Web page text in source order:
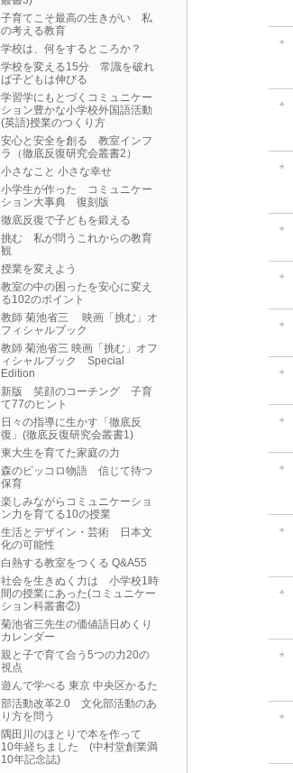
子育てこそ最高の生きがい 私
の考える教育
学校は、何をするところか？
学校を変える15分 常識を破れ
ば子どもは伸びる
学習学にもとづくコミュニケー
ション豊かな小学校外国語活動
(英語)授業のつくり方
安心と安全を創る 教室インフ
ラ（徹底反復研究会叢書2）
小さなこと 小さな幸せ
小学生が作った コミュニケー
ション大事典 復刻版
徹底反復で子どもを鍛える
挑む 私が問うこれからの教育
観
授業を変えよう
教室の中の困ったを安心に変え
る102のポイント
教師 菊池省三 映画「挑む」オ
フィシャルブック
教師 菊池省三 映画「挑む」オフ
ィシャルブック Special
Edition
新版 笑顔のコーチング 子育
て77のヒント
日々の指導に生かす「徹底反
復」(徹底反復研究会叢書1)
東大生を育てた家庭の力
森のピッコロ物語 信じて待つ
保育
楽しみながらコミュニケーショ
ン力を育てる10の授業
生活とデザイン・芸術 日本文
化の可能性
白熱する教室をつくる Q&A55
社会を生きぬく力は 小学校1時
間の授業にあった(コミュニケー
ション科叢書②)
菊池省三先生の価値語日めくり
カレンダー
親と子で育て合う5つの力20の
視点
遊んで学べる 東京 中央区かるた
部活動改革2.0 文化部活動のあ
り方を問う
隅田川のほとりで本を作って
10年経ちました (中村堂創業満
10年記念誌)